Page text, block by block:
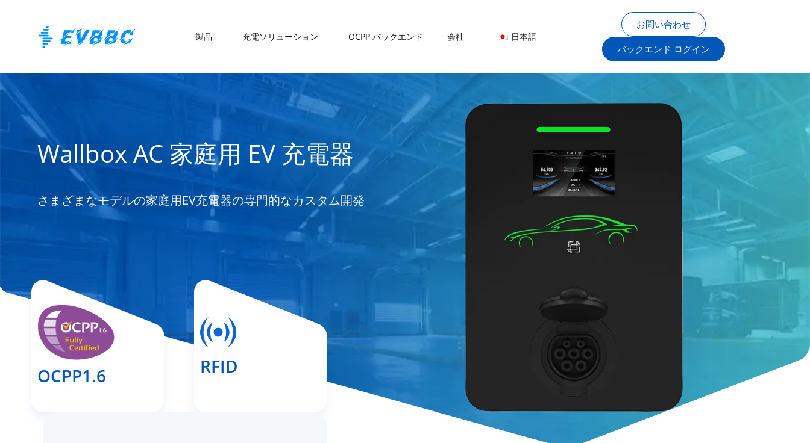
製品 充電ソリューション OCPP バックエンド 会社 日本語
お問い合わせ
バックエンド ログイン
Wallbox AC 家庭用 EV 充電器
さまざまなモデルの家庭用EV充電器の専門的なカスタム開発